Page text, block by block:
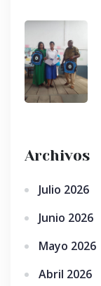
Archivos
Julio 2026
Junio 2026
Mayo 2026
Abril 2026